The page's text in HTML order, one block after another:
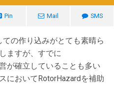
Pin Mail SMS
の作り込みがとても素晴ら
ますが、すでに
が確立していることも多い
においてRotorHazardを補助